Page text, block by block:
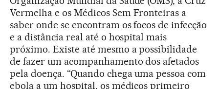
Vermelha e os Médicos Sem Fronteiras a
saber onde se encontram os focos de infecção
e a distância real até o hospital mais
próximo. Existe até mesmo a possibilidade
de fazer um acompanhamento dos afetados
pela doença. “Quando chega uma pessoa com
ebola a um hospital, os médicos primeiro